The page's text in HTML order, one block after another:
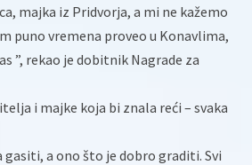
majka iz Pridvorja, a mi ne kažemo
puno vremena proveo u Konavlima,
”, rekao je dobitnik Nagrade za
i majke koja bi znala reći – svaka
a ono što je dobro graditi. Svi